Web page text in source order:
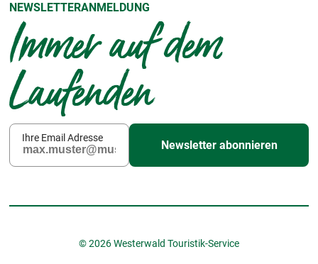
NEWSLETTERANMELDUNG
Immer auf dem
Laufenden
Ihre Email Adresse
Newsletter abonnieren
© 2026 Westerwald Touristik-Service